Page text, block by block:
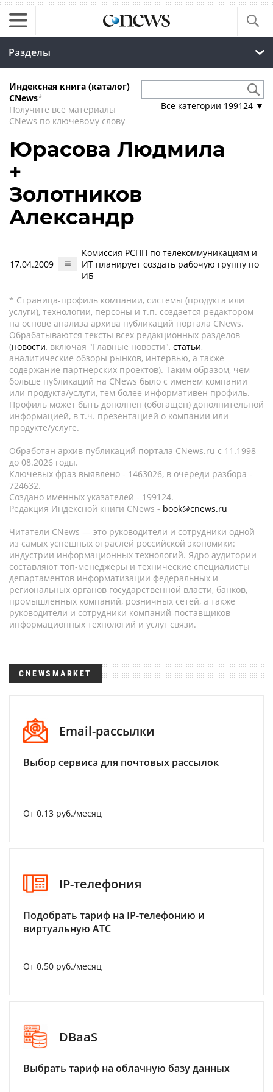
Разделы
Индексная книга (каталог)
CNews*
Получите все материалы
CNews по ключевому слову
Все категории 199124 ▼
Юрасова Людмила
+
Золотников
Александр
17.04.2009
Комиссия РСПП по телекоммуникациям и
ИТ планирует создать рабочую группу по
ИБ
* Страница-профиль компании, системы (продукта или
услуги), технологии, персоны и т.п. создается редактором
на основе анализа архива публикаций портала CNews.
Обрабатываются тексты всех редакционных разделов
(новости, включая "Главные новости", статьи,
аналитические обзоры рынков, интервью, а также
содержание партнёрских проектов). Таким образом, чем
больше публикаций на CNews было с именем компании
или продукта/услуги, тем более информативен профиль.
Профиль может быть дополнен (обогащен) дополнительной
информацией, в т.ч. презентацией о компании или
продукте/услуге.
Обработан архив публикаций портала CNews.ru c 11.1998
до 08.2026 годы.
Ключевых фраз выявлено - 1463026, в очереди разбора -
724632.
Создано именных указателей - 199124.
Редакция Индексной книги CNews - book@cnews.ru
Читатели CNews — это руководители и сотрудники одной
из самых успешных отраслей российской экономики:
индустрии информационных технологий. Ядро аудитории
составляют топ-менеджеры и технические специалисты
департаментов информатизации федеральных и
региональных органов государственной власти, банков,
промышленных компаний, розничных сетей, а также
руководители и сотрудники компаний-поставщиков
информационных технологий и услуг связи.
CNEWSMARKET
Email-рассылки
Выбор сервиса для почтовых рассылок
От 0.13 руб./месяц
IP-телефония
Подобрать тариф на IP-телефонию и
виртуальную АТС
От 0.50 руб./месяц
DBaaS
Выбрать тариф на облачную базу данных